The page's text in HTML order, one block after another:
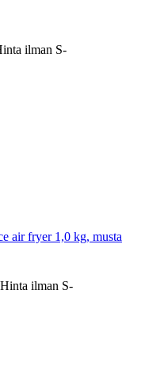
ilman S-
air fryer 1,0 kg, musta
Hinta ilman S-